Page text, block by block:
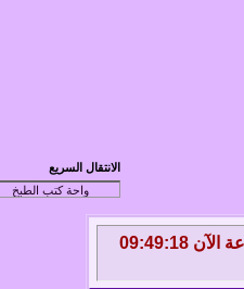
الانتقال السريع
الأحد 9 من أغسطس 2026 , الساعة الآن 09:49:18